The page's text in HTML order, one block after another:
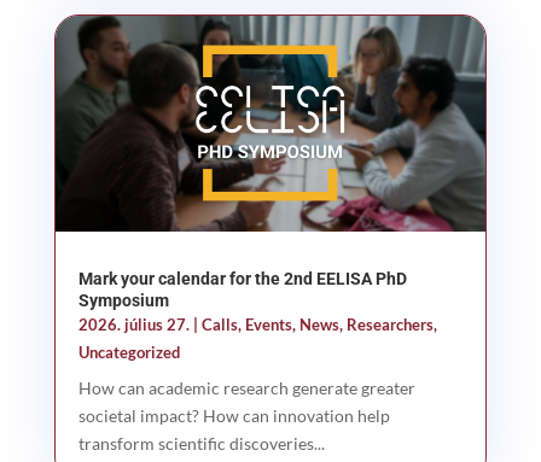
Mark your calendar for the 2nd EELISA PhD
Symposium
2026. július 27.| Calls, Events, News, Researchers,
Uncategorized
How can academic research generate greater
societal impact? How can innovation help
transform scientific discoveries...